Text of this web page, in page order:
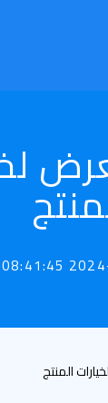
2024-
المنتج